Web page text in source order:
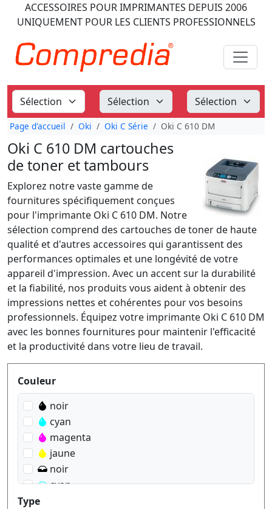
ACCESSOIRES POUR IMPRIMANTES DEPUIS 2006
UNIQUEMENT POUR LES CLIENTS PROFESSIONNELS
Page d'accueil Oki Oki C Série Oki C 610 DM
Oki C 610 DM cartouches
de toner et tambours
Explorez notre vaste gamme de
fournitures spécifiquement conçues
pour l'imprimante Oki C 610 DM. Notre
sélection comprend des cartouches de toner de haute
qualité et d'autres accessoires qui garantissent des
performances optimales et une longévité de votre
appareil d'impression. Avec un accent sur la durabilité
et la fiabilité, nos produits vous aident à obtenir des
impressions nettes et cohérentes pour vos besoins
professionnels. Équipez votre imprimante Oki C 610 DM
avec les bonnes fournitures pour maintenir l'efficacité
et la productivité dans votre lieu de travail.
Produktfilter
Couleur
noir
cyan
magenta
jaune
noir
cyan
Type